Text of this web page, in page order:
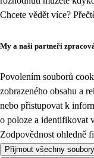
Chcete vědět více?
My a naši partneři
Povolením souborů
zobrazeného obsahu a
nebo přistupovat k
o poloze a identifikovat
Zodpovědnost ohledně
Přijmout všechny